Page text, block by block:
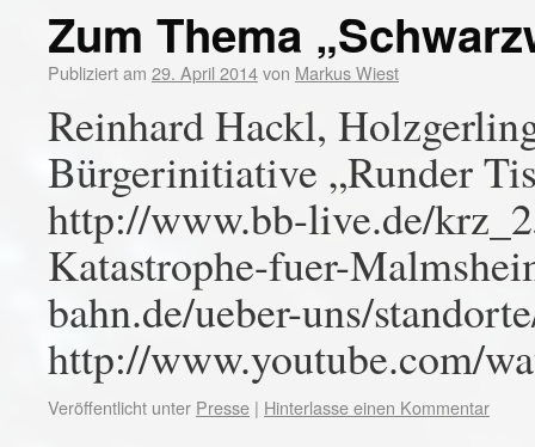
Zum Thema
Publiziert am 29. April 2014von Markus Wiest
Reinhard Hackl,
Bürgerinitiative „Runder
http://www.bb-live.de/
Katastrophe-fuer-
bahn.de/ueber-uns/
http://www.youtube.com/
Veröffentlicht unter Presse | Hinterlasse einen Kommentar